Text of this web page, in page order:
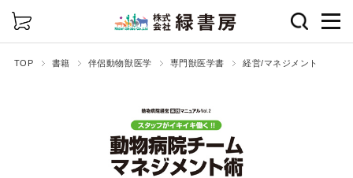
詳細検索
TOP 書籍 伴侶動物獣医学 専門獣医学書 経営/マネジメント